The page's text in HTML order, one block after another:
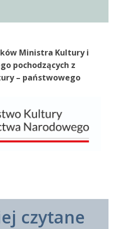
Ministra Kultury i
pochodzących z
– państwowego
czytane